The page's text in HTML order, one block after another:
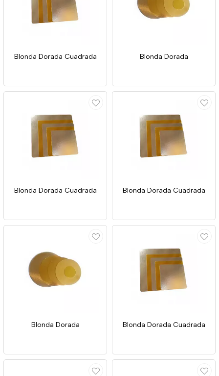
Blonda Dorada Cuadrada Blonda Dorada
Blonda Dorada Cuadrada Blonda Dorada Cuadrada
Blonda Dorada Blonda Dorada Cuadrada